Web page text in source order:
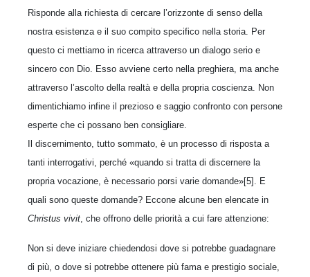
Risponde alla richiesta di cercare l’orizzonte di senso della
nostra esistenza e il suo compito specifico nella storia. Per
questo ci mettiamo in ricerca attraverso un dialogo serio e
sincero con Dio. Esso avviene certo nella preghiera, ma anche
attraverso l’ascolto della realtà e della propria coscienza. Non
dimentichiamo infine il prezioso e saggio confronto con persone
esperte che ci possano ben consigliare.
Il discernimento, tutto sommato, è un processo di risposta a
tanti interrogativi, perché «quando si tratta di discernere la
propria vocazione, è necessario porsi varie domande»[5]. E
quali sono queste domande? Eccone alcune ben elencate in
Christus vivit , che offrono delle priorità a cui fare attenzione:
Non si deve iniziare chiedendosi dove si potrebbe guadagnare
di più, o dove si potrebbe ottenere più fama e prestigio sociale,